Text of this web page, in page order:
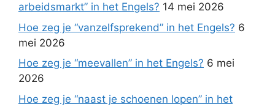
arbeidsmarkt” in het Engels? 14 mei 2026
Hoe zeg je “vanzelfsprekend” in het Engels? 6
mei 2026
Hoe zeg je “meevallen” in het Engels? 6 mei
2026
Hoe zeg je “naast je schoenen lopen” in het